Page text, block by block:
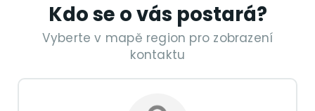
Kdo se o vás postará?
Vyberte v mapě region pro zobrazení
kontaktu